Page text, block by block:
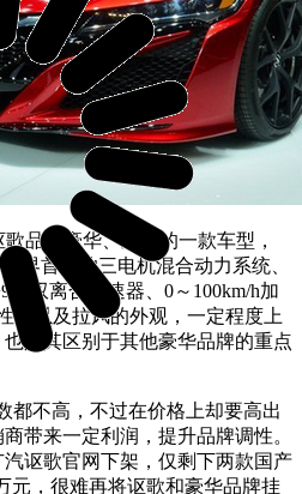
品牌豪华、运动的一款车型，
界首创的三电机混合动力系统、
双离合变速器、0～100km/h加
能以及拉风的外观， 一定程度上
是其区别于其他豪华品牌的重点
都不高， 不过在价格上却要高出
带来一定利润，提升品牌调性。
讴歌官网下架，仅剩下两款国产
元， 很难再将讴歌和豪华品牌挂